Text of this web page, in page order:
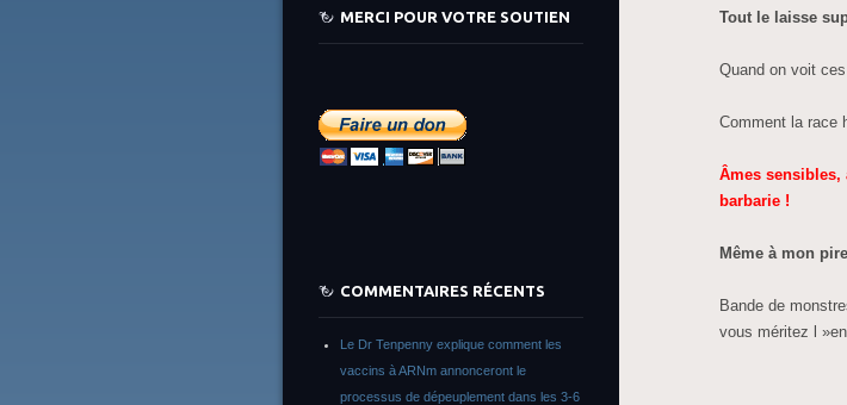
Tout le laisse
Quand on voit
Comment la race
Âmes sensibles,
barbarie !
Même à mon
Bande de
vous méritez l
MERCI POUR VOTRE SOUTIEN
COMMENTAIRES RÉCENTS
Le Dr Tenpenny explique comment les
vaccins à ARNm annonceront le
processus de dépeuplement dans les 3-6